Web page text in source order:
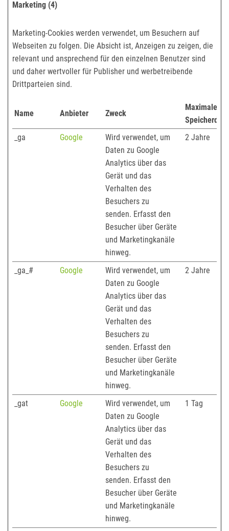
Marketing (4)
Marketing-Cookies werden verwendet, um Besuchern auf
Webseiten zu folgen. Die Absicht ist, Anzeigen zu zeigen, die
relevant und ansprechend für den einzelnen Benutzer sind
und daher wertvoller für Publisher und werbetreibende
Drittparteien sind.
Name Anbieter Zweck
Maximale
_ga
Google
Wird verwendet, um
Daten zu Google
Analytics über das
Gerät und das
Verhalten des
Besuchers zu
senden. Erfasst den
Besucher über Geräte
und Marketingkanäle
hinweg.
2 Jahre
_ga_# Google
Wird verwendet, um
Daten zu Google
Analytics über das
Gerät und das
Verhalten des
Besuchers zu
senden. Erfasst den
Besucher über Geräte
und Marketingkanäle
hinweg.
2 Jahre
_gat Google
Wird verwendet, um
Daten zu Google
Analytics über das
Gerät und das
Verhalten des
Besuchers zu
senden. Erfasst den
Besucher über Geräte
und Marketingkanäle
hinweg.
1 Tag